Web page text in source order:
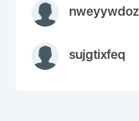
sujgtixfeq